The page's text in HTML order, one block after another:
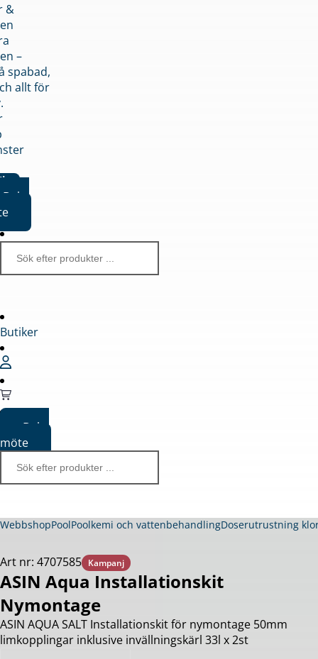
&
–
spabad,
allt för
Boka
Butiker
Boka
möte
WebbshopPoolPoolkemi och vattenbehandlingDoserutrustning
Art nr: 4707585 Kampanj
ASIN Aqua Installationskit
Nymontage
ASIN AQUA SALT Installationskit för nymontage 50mm
limkopplingar inklusive invällningskärl 33l x 2st